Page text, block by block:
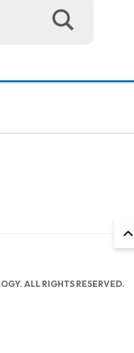
ALL RIGHTS RESERVED.